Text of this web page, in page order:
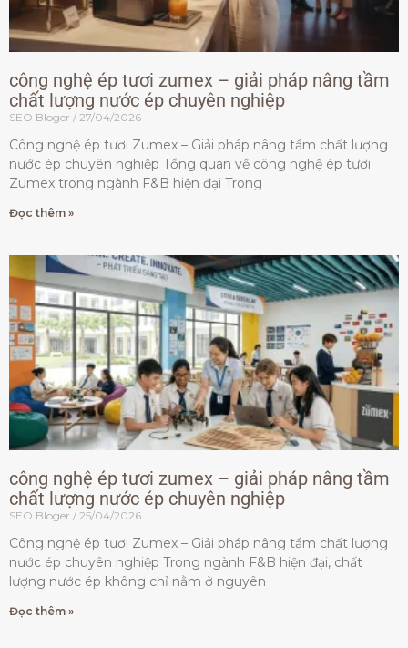
công nghệ ép tươi zumex – giải pháp nâng tầm
chất lượng nước ép chuyên nghiệp
SEO Bloger 27/04/2026
Công nghệ ép tươi Zumex – Giải pháp nâng tầm chất lượng
nước ép chuyên nghiệp Tổng quan về công nghệ ép tươi
Zumex trong ngành F&B hiện đại Trong
Đọc thêm »
công nghệ ép tươi zumex – giải pháp nâng tầm
chất lượng nước ép chuyên nghiệp
SEO Bloger 25/04/2026
Công nghệ ép tươi Zumex – Giải pháp nâng tầm chất lượng
nước ép chuyên nghiệp Trong ngành F&B hiện đại, chất
lượng nước ép không chỉ nằm ở nguyên
Đọc thêm »